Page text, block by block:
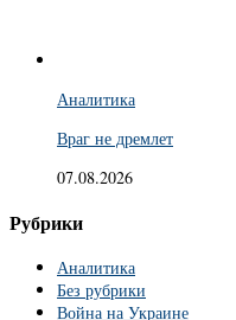
Аналитика
Враг не дремлет
07.08.2026
Рубрики
Аналитика
Без рубрики
Война на Украине